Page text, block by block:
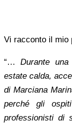
Vi racconto il mio
“…Durante
estate calda,
di Marciana
perché gli
professionisti di